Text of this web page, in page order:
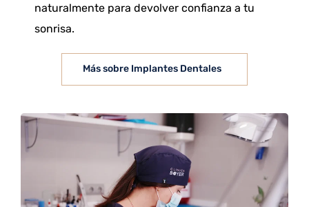
naturalmente para devolver confianza a tu
sonrisa.
Más sobre Implantes Dentales